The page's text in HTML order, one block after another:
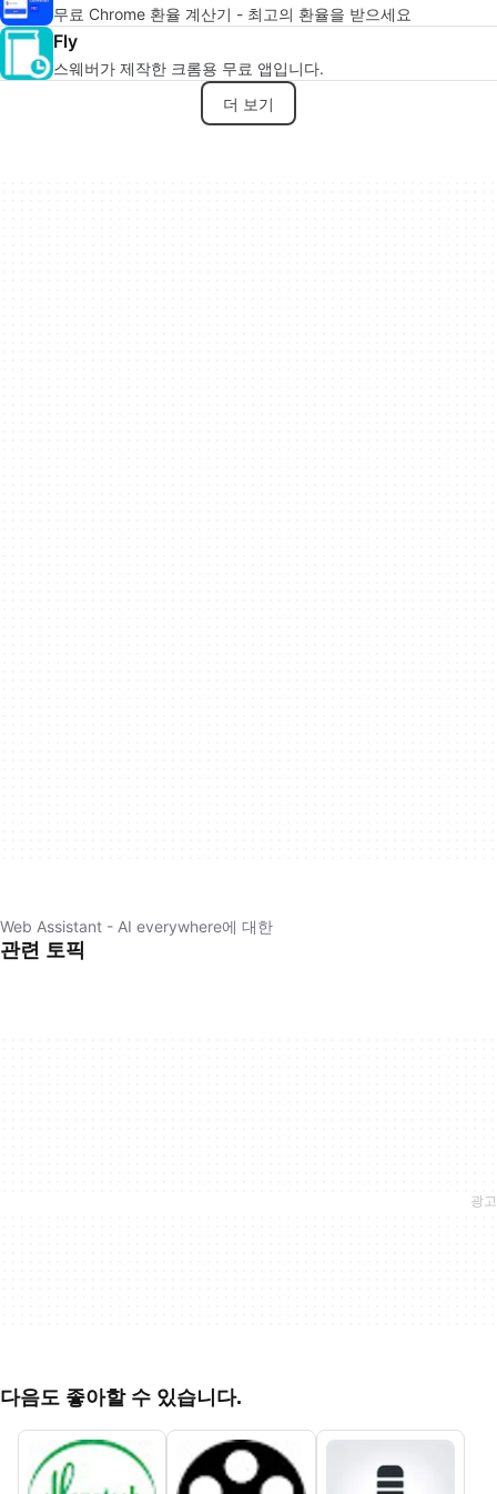
무료 Chrome 환율 계산기 - 최고의 환율을 받으세요
Fly
스웨버가 제작한 크롬용 무료 앱입니다.
더 보기
Web Assistant - AI everywhere에 대한
관련 토픽
다음도 좋아할 수 있습니다.